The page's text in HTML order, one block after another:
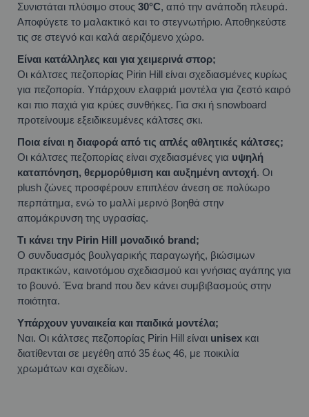
Συνιστάται πλύσιμο στους 30°C, από την ανάποδη πλευρά.
Αποφύγετε το μαλακτικό και το στεγνωτήριο. Αποθηκεύστε
τις σε στεγνό και καλά αεριζόμενο χώρο.
Είναι κατάλληλες και για χειμερινά σπορ;
Οι κάλτσες πεζοπορίας Pirin Hill είναι σχεδιασμένες κυρίως
για πεζοπορία. Υπάρχουν ελαφριά μοντέλα για ζεστό καιρό
και πιο παχιά για κρύες συνθήκες. Για σκι ή snowboard
προτείνουμε εξειδικευμένες κάλτσες σκι.
Ποια είναι η διαφορά από τις απλές αθλητικές κάλτσες;
Οι κάλτσες πεζοπορίας είναι σχεδιασμένες για υψηλή
καταπόνηση, θερμορύθμιση και αυξημένη αντοχή. Οι
plush ζώνες προσφέρουν επιπλέον άνεση σε πολύωρο
περπάτημα, ενώ το μαλλί μερινό βοηθά στην
απομάκρυνση της υγρασίας.
Τι κάνει την Pirin Hill μοναδικό brand;
Ο συνδυασμός βουλγαρικής παραγωγής, βιώσιμων
πρακτικών, καινοτόμου σχεδιασμού και γνήσιας αγάπης για
το βουνό. Ένα brand που δεν κάνει συμβιβασμούς στην
ποιότητα.
Υπάρχουν γυναικεία και παιδικά μοντέλα;
Ναι. Οι κάλτσες πεζοπορίας Pirin Hill είναι unisex και
διατίθενται σε μεγέθη από 35 έως 46, με ποικιλία
χρωμάτων και σχεδίων.